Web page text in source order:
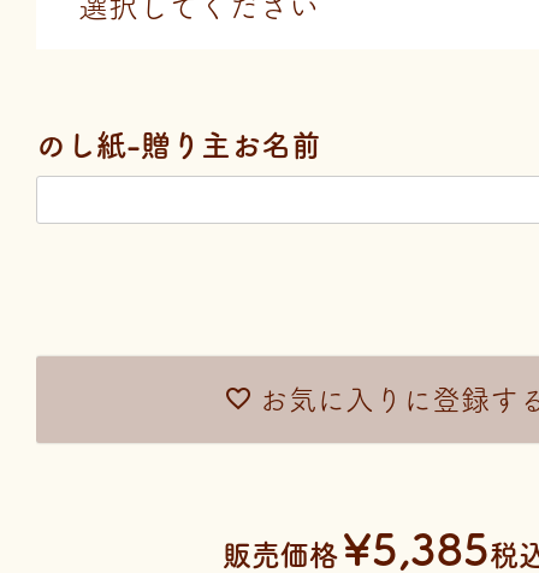
お気に入りに登録す
のし紙-贈り主お名前
販売価格 ¥5,385税